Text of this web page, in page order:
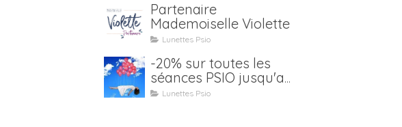
Partenaire
Mademoiselle Violette
Lunettes Psio
-20% sur toutes les
séances PSIO jusqu'au
31 juillet (location y
Lunettes Psio